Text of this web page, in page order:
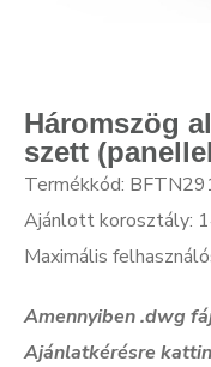
Háromszög
szett
Termékkód:
Ajánlott korosztály:
Maximális
Amennyiben .dwg f
Ajánlatkérésre